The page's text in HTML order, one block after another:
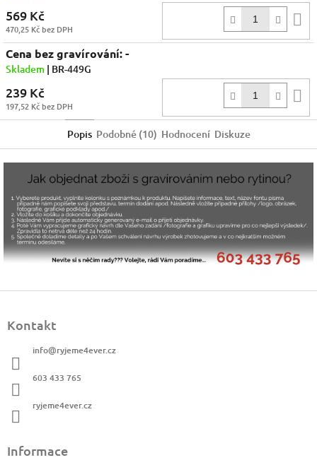
569 Kč
470,25 Kč bez DPH
Cena bez gravírování: -
Skladem | BR-449G
239 Kč
197,52 Kč bez DPH
Popis Podobné (10) Hodnocení Diskuze
Kontakt
info@ryjeme4ever.cz
603 433 765
ryjeme4ever.cz
Informace